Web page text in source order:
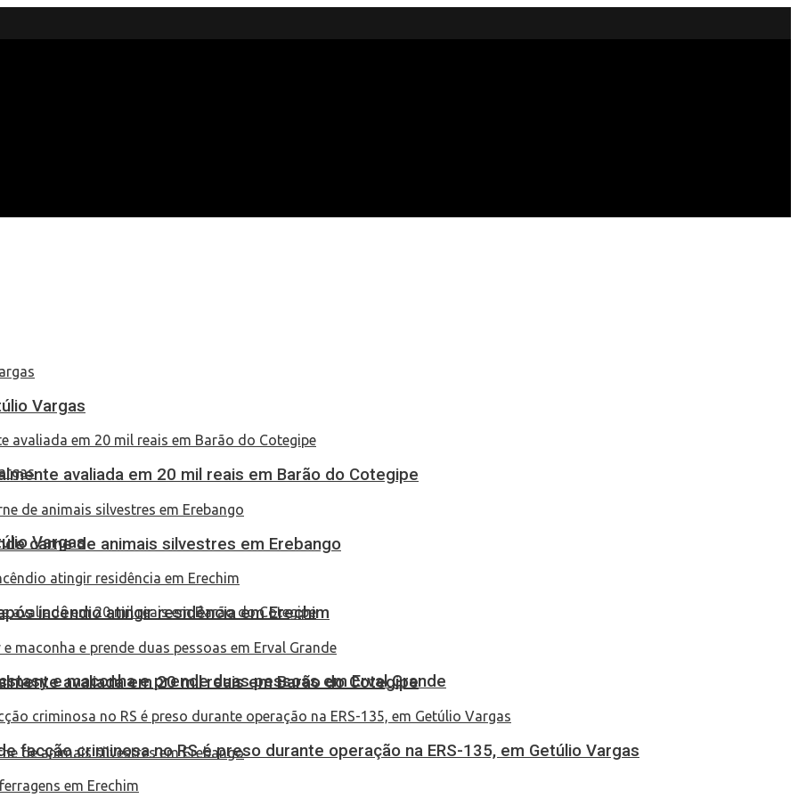
Vargas
avaliada em 20 mil reais em Barão do Cotegipe
Vargas
avaliada em 20 mil reais em Barão do Cotegipe
carne de animais silvestres em Erebango
incêndio atingir residência em Erechim
e maconha e prende duas pessoas em Erval Grande
facção criminosa no RS é preso durante operação na ERS-135, em Getúlio Vargas